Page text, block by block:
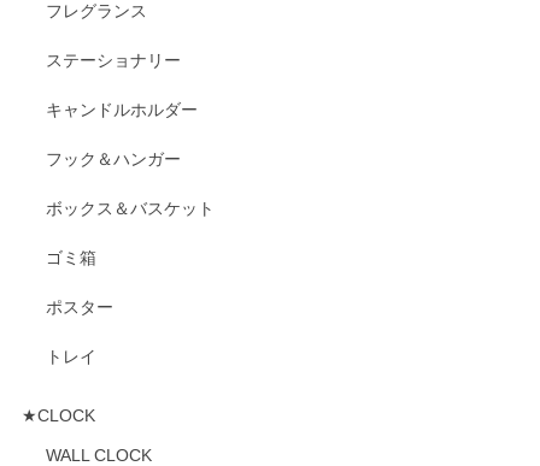
フレグランス
ステーショナリー
キャンドルホルダー
フック＆ハンガー
ボックス＆バスケット
ゴミ箱
ポスター
トレイ
★CLOCK
WALL CLOCK